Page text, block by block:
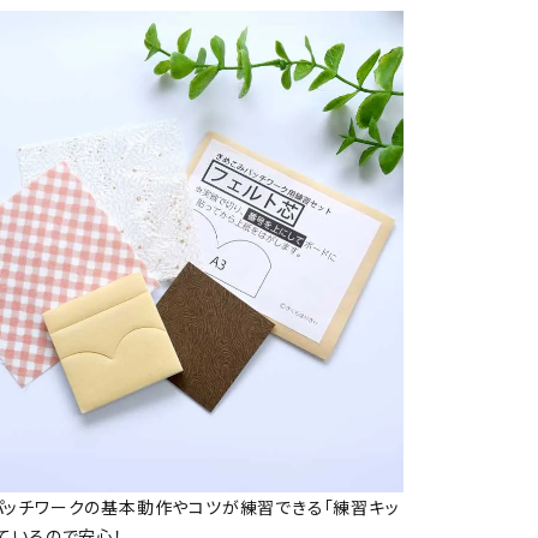
チワークの基本動作やコツが練習できる「練習キッ